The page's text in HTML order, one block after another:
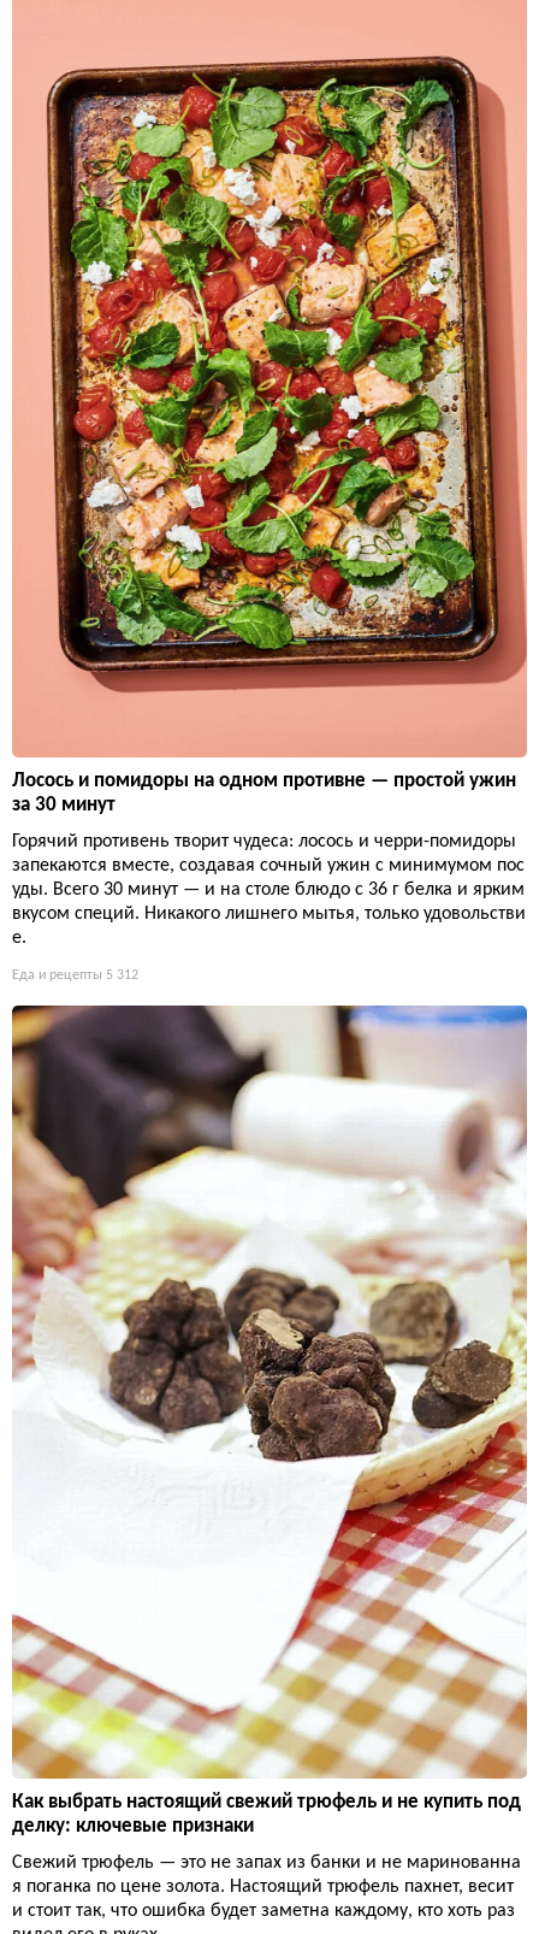
Лосось и помидоры на одном противне — простой ужин
за 30 минут
Горячий противень творит чудеса: лосось и черри-помидоры
запекаются вместе, создавая сочный ужин с минимумом пос
уды. Всего 30 минут — и на столе блюдо с 36 г белка и ярким
вкусом специй. Никакого лишнего мытья, только удовольстви
е.
Еда и рецепты 5 312
Как выбрать настоящий свежий трюфель и не купить под
делку: ключевые признаки
Свежий трюфель — это не запах из банки и не маринованна
я поганка по цене золота. Настоящий трюфель пахнет, весит
и стоит так, что ошибка будет заметна каждому, кто хоть раз